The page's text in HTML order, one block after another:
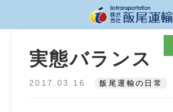
実態バランス
2017.03.16 飯尾運輸の日常